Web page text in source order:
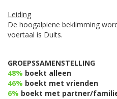
Leiding
De hoogalpiene beklimming
voertaal is Duits.
GROEPSSAMENSTELLING
48% boekt alleen
46% boekt met vrienden
6% boekt met partner/